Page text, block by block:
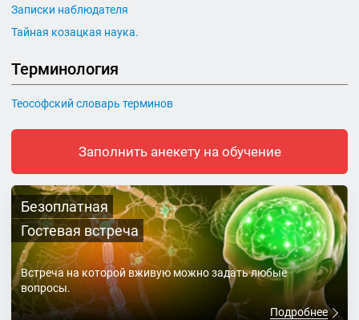
Записки наблюдателя
Тайная козацкая наука.
Терминология
Теософский словарь терминов
Заполнить анекету на обучение
Безоплатная
Гостевая встреча
Встреча на которой вживую можно задать любые
вопросы.
Подробнее